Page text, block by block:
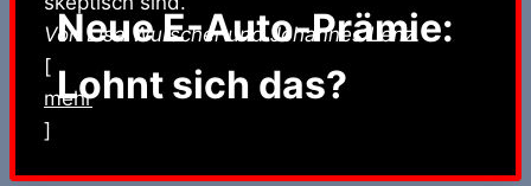
Neue E-Auto-Prämie:
Lohnt sich das?
Von Lisa Wurscher und Johannes Lenz.
[
mehr
]